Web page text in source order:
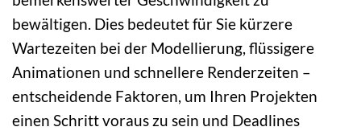
bewältigen. Dies bedeutet für Sie kürzere
Wartezeiten bei der Modellierung, flüssigere
Animationen und schnellere Renderzeiten –
entscheidende Faktoren, um Ihren Projekten
einen Schritt voraus zu sein und Deadlines